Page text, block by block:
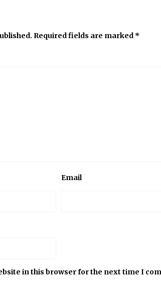
Required fields are marked *
Email
in this browser for the next time I